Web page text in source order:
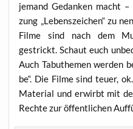
jemand Gedan­ken macht
zung „Lebens­zei­chen“ zu
Fil­me sind nach dem
gestrickt. Schaut euch
Auch Tabu­the­men wer­den
be“. Die Fil­me sind teu­er,
Mate­ri­al und erwirbt mit
Rech­te zur öffent­li­chen